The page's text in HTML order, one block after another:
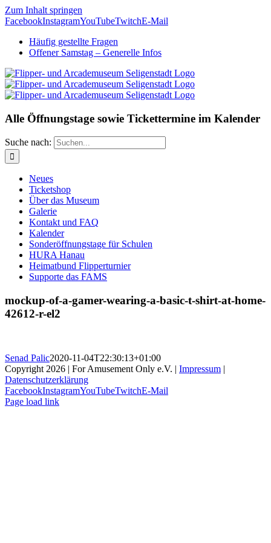
Zum Inhalt springen
FacebookInstagramYouTubeTwitchE-Mail
Häufig gestellte Fragen
Offener Samstag – Generelle Infos
Alle Öffnungstage sowie Tickettermine im Kalender
Suche nach:
Neues
Ticketshop
Über das Museum
Galerie
Kontakt und FAQ
Kalender
Sonderöffnungstage für Schulen
HURA Hanau
Heimatbund Flipperturnier
Supporte das FAMS
mockup-of-a-gamer-wearing-a-basic-t-shirt-at-home-
42612-r-el2
Senad Palic2020-11-04T22:30:13+01:00
Copyright 2026 | For Amusement Only e.V. | Impressum |
Datenschutzerklärung
FacebookInstagramYouTubeTwitchE-Mail
Page load link